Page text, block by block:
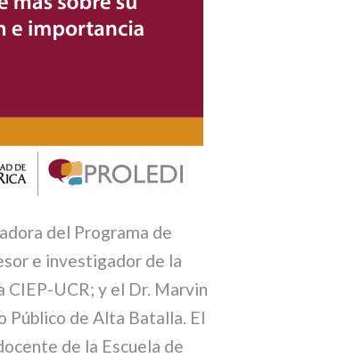
del Programa de
e investigador de la
CIEP-UCR; y el Dr. Marvin
Público de Alta Batalla. El
de la Escuela de